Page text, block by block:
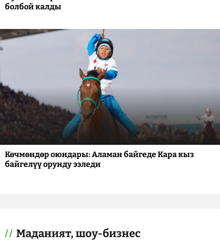
болбой калды
Көчмөндөр оюндары: Аламан байгеде Кара кыз
байгелүү орунду ээледи
Маданият, шоу-бизнес